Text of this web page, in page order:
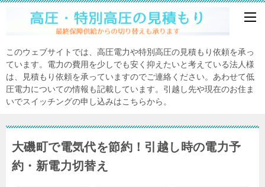
このウェブサイトでは、高圧電力や特別高圧の見積もり依頼を承っ
ています。電力の費用を少しでも安く抑えたいと考えている法人様
は、見積もり依頼を承っていますのでご連絡ください。あわせて低
圧電力についての情報も記載しています。引越し先や現在のお住ま
いでスイッチングの申し込みはこちらから。
大磯町で電気代を節約！引越し時の電力予
約・新電力切替え